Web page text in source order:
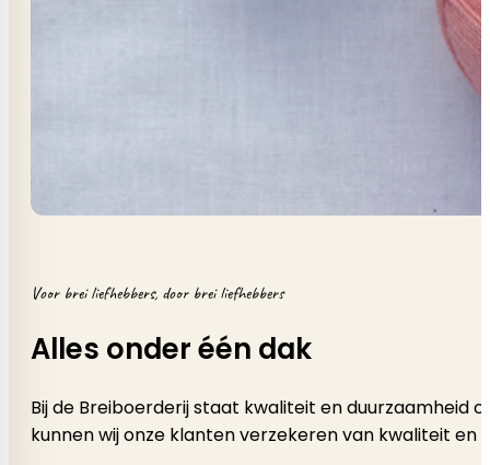
Voor brei liefhebbers, door brei liefhebbers
Alles onder één dak
Bij de Breiboerderij staat kwaliteit en duurzaamheid
kunnen wij onze klanten verzekeren van kwaliteit en